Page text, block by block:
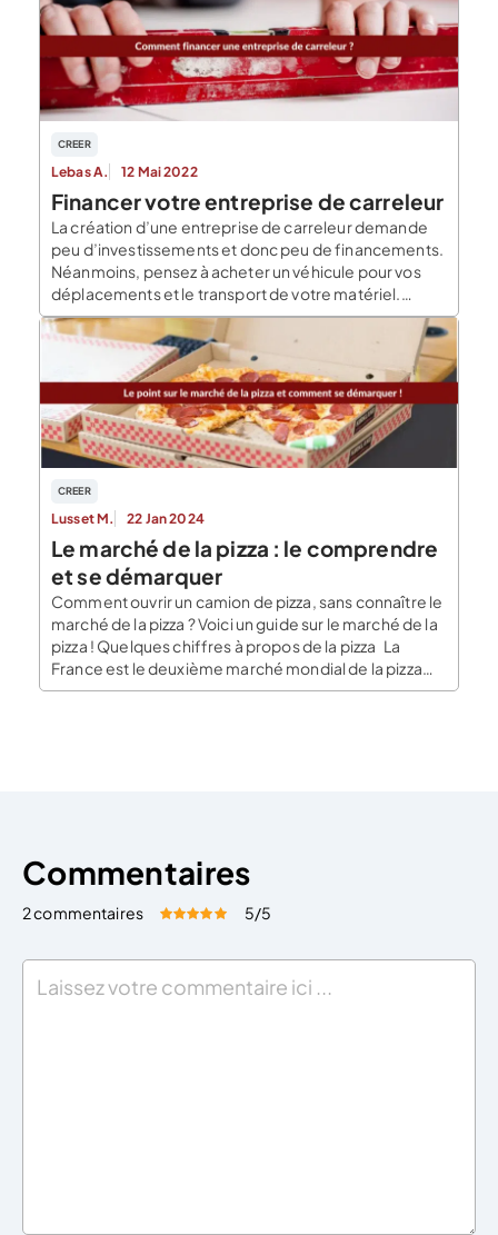
Cependant, avec la diversité des formes […]
CREER
Lebas A. 12 Mai 2022
Financer votre entreprise de carreleur
La création d’une entreprise de carreleur demande
peu d’investissements et donc peu de financements.
Néanmoins, pensez à acheter un véhicule pour vos
déplacements et le transport de votre matériel.
Comment financer votre entreprise de carreleur ?
Nous vous répondons ! Financer la création de votre
entreprise de carreleur Prévoyez deux types de
financement. En effet, […]
CREER
Lusset M. 22 Jan 2024
Le marché de la pizza : le comprendre
et se démarquer
Comment ouvrir un camion de pizza, sans connaître le
marché de la pizza ? Voici un guide sur le marché de la
pizza ! Quelques chiffres à propos de la pizza La
France est le deuxième marché mondial de la pizza
juste après les américains. La France consomme
Commentaires
2 commentaires Évaluez cet article:
5/5